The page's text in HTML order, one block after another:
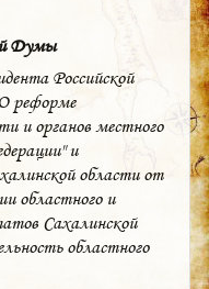
Думы
Российской
реформе
и органов местного
и
области от
областного и
Сахалинской
областного